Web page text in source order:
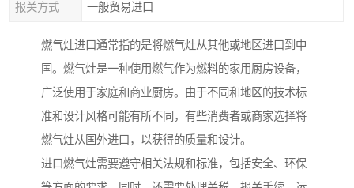
报关方式 一般贸易进口
燃气灶进口通常指的是将燃气灶从其他或地区进口到中
国。燃气灶是一种使用燃气作为燃料的家用厨房设备，
广泛使用于家庭和商业厨房。由于不同和地区的技术标
准和设计风格可能有所不同，有些消费者或商家选择将
燃气灶从国外进口，以获得的质量和设计。
进口燃气灶需要遵守相关法规和标准，包括安全、环保